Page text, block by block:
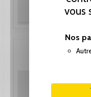
vous
Nos